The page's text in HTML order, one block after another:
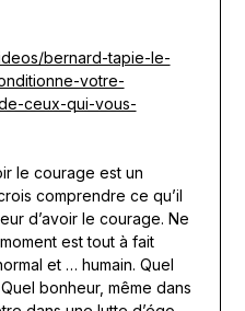
bernard-tapie-le-
votre-
ceux-qui-vous-
le courage est un
comprendre ce qu’il
d’avoir le courage. Ne
est tout à fait
et … humain. Quel
bonheur, même dans